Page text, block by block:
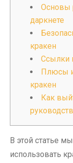
Основы
даркнете
кракен
Ссылки
Плюсы
кракен
Как
В этой статье
использовать